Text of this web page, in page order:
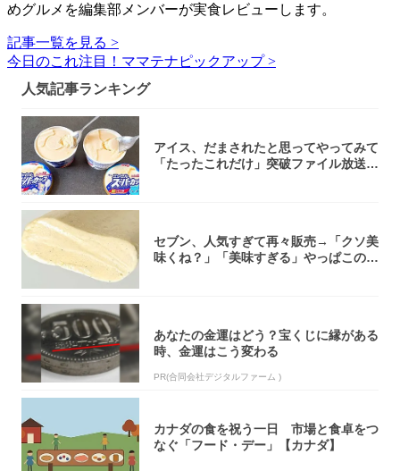
めグルメを編集部メンバーが実食レビューします。
記事一覧を見る >
今日のこれ注目！ママテナピックアップ >
人気記事ランキング
アイス、だまされたと思ってやってみて
「たったこれだけ」突破ファイル放送で
セブン、人気すぎて再々販売→「クソ美
味くね？」「美味すぎる」やっぱこのク
あなたの金運はどう？宝くじに縁がある
時、金運はこう変わる
PR(合同会社デジタルファーム )
カナダの食を祝う一日 市場と食卓をつ
なぐ「フード・デー」【カナダ】